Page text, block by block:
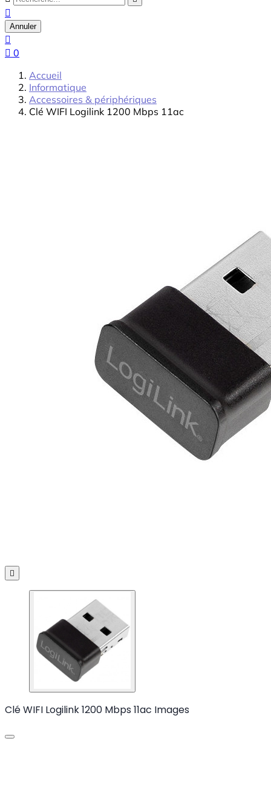

Annuler

 0
Accueil
Informatique
Accessoires & périphériques
Clé WIFI Logilink 1200 Mbps 11ac

Clé WIFI Logilink 1200 Mbps 11ac Images